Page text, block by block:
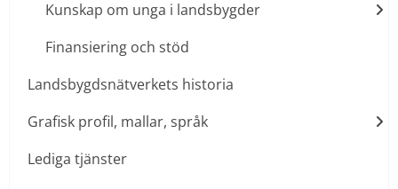
Kunskap om unga i landsbygder
Finansiering och stöd
Landsbygdsnätverkets historia
Grafisk profil, mallar, språk
Lediga tjänster